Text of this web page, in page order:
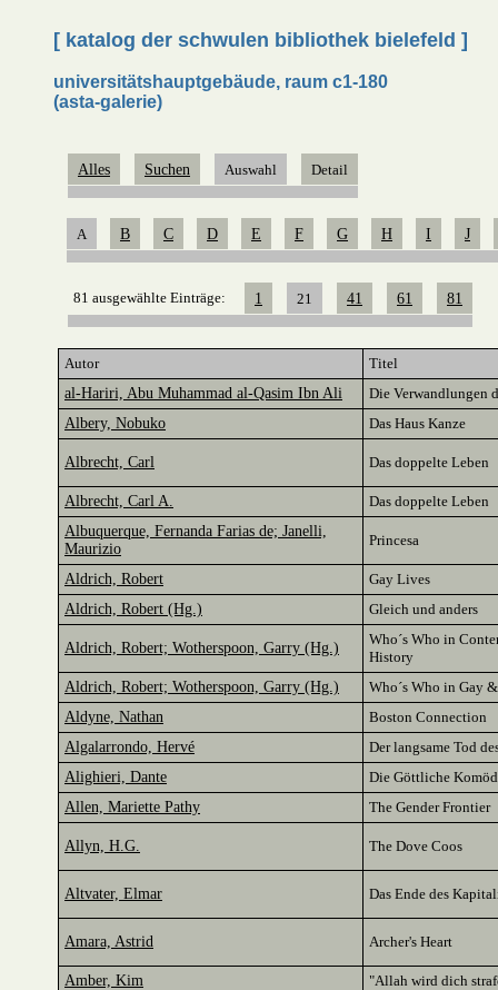
[ katalog der schwulen bibliothek bielefeld ]
universitätshauptgebäude, raum c1-180
(asta-galerie)
Alles Suchen Auswahl Detail
A B C D E F G H I J
81 ausgewählte Einträge: 1 21 41 61 81
Autor
Titel
al-Hariri, Abu Muhammad al-Qasim Ibn Ali
Die Verwandlungen
Albery, Nobuko
Das Haus Kanze
Albrecht, Carl Das doppelte Leben
Albrecht, Carl A.
Das doppelte Leben
Albuquerque, Fernanda Farias de; Janelli,
Maurizio
Princesa
Aldrich, Robert
Gay Lives
Aldrich, Robert (Hg.)
Gleich und anders
Aldrich, Robert; Wotherspoon, Garry (Hg.)
Who´s Who in
History
Aldrich, Robert; Wotherspoon, Garry (Hg.)
Who´s Who in Gay
Aldyne, Nathan
Boston Connection
Algalarrondo, Hervé
Der langsame Tod
Alighieri, Dante
Die Göttliche
Allen, Mariette Pathy
The Gender Frontier
Allyn, H.G. The Dove Coos
Altvater, Elmar Das Ende des
Amara, Astrid Archer's Heart
Amber, Kim
"Allah wird dich